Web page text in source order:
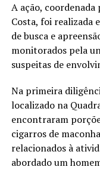
A ação,
Costa, foi realizada
de busca e
monitorados pela
suspeitas de
Na primeira
localizado na
encontraram
cigarros de
relacionados à
abordado um